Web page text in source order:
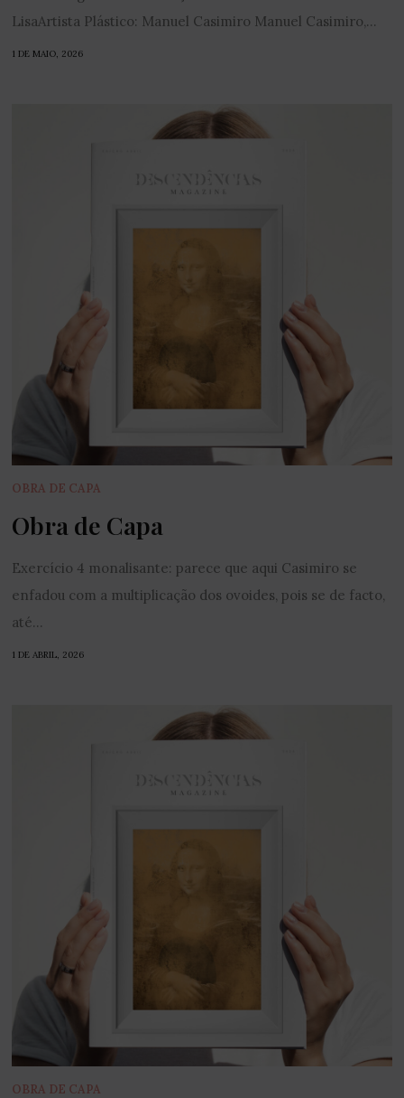
LisaArtista Plástico: Manuel Casimiro Manuel Casimiro,...
1 DE MAIO, 2026
OBRA DE CAPA
Obra de Capa
Exercício 4 monalisante: parece que aqui Casimiro se
enfadou com a multiplicação dos ovoides, pois se de facto,
até...
1 DE ABRIL, 2026
OBRA DE CAPA